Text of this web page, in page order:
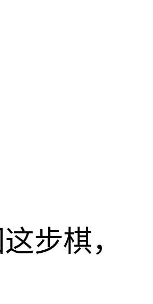
步棋，